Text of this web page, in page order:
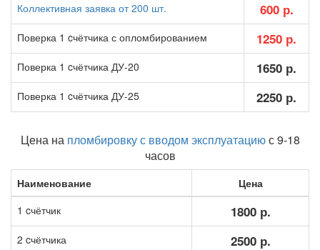
Коллективная заявка от 200 шт. 600 р.
Поверка 1 cчётчика с опломбированием 1250 р.
Поверка 1 cчётчика ДУ-20 1650 р.
Поверка 1 cчётчика ДУ-25 2250 р.
Цена на пломбировку с вводом эксплуатациюс 9-18
часов
Наименование
Цена
1 cчётчик
1800 р.
2 cчётчика 2500 р.